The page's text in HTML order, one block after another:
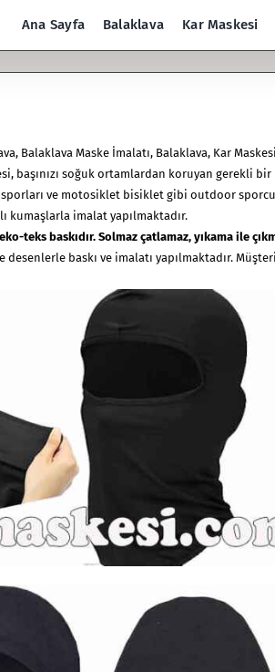
Ana Sayfa Balaklava Kar Maskesi
Balaklava Maske İmalatı, Balaklava, Kar
, başınızı soğuk ortamlardan koruyan gerekli bir
ve motosiklet bisiklet gibi outdoor
kumaşlarla imalat yapılmaktadır.
teks baskıdır. Solmaz çatlamaz, yıkama ile
baskı ve imalatı yapılmaktadır.